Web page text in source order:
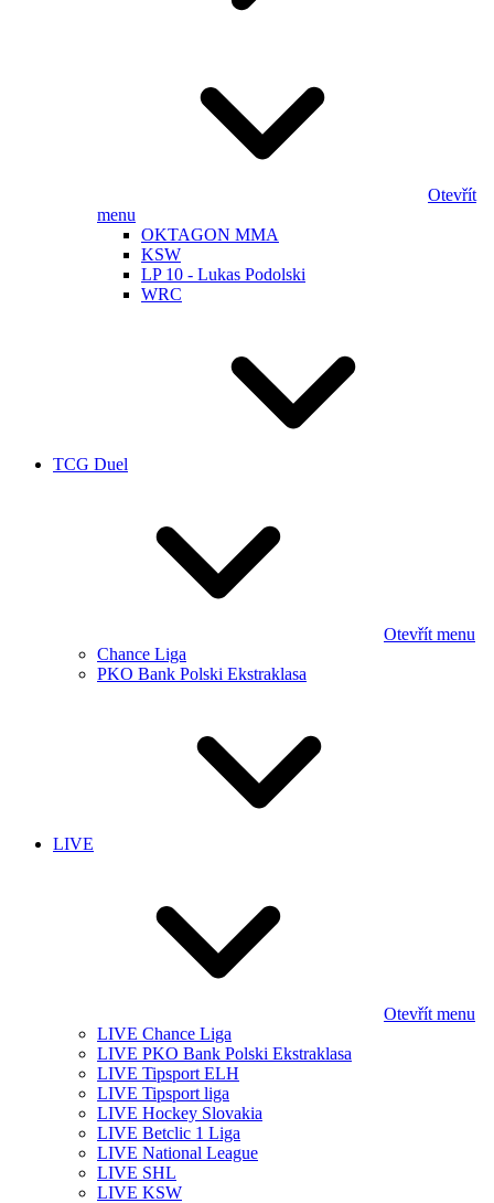
Otevřít
menu
OKTAGON MMA
KSW
LP 10 - Lukas Podolski
WRC
TCG Duel
Otevřít menu
Chance Liga
PKO Bank Polski Ekstraklasa
LIVE
Otevřít menu
LIVE Chance Liga
LIVE PKO Bank Polski Ekstraklasa
LIVE Tipsport ELH
LIVE Tipsport liga
LIVE Hockey Slovakia
LIVE Betclic 1 Liga
LIVE National League
LIVE SHL
LIVE KSW